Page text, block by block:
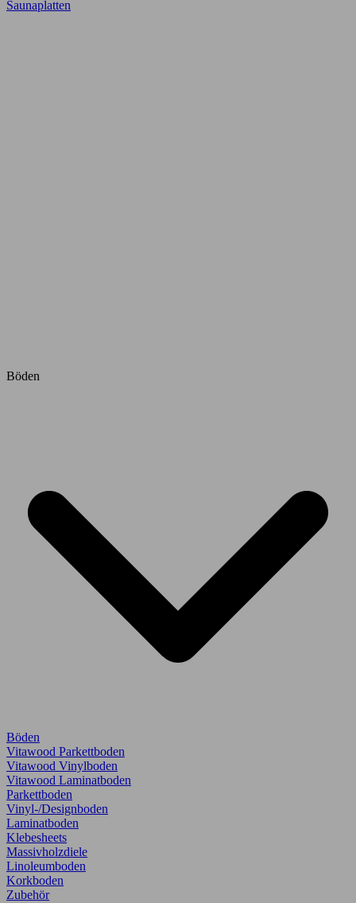
Saunaplatten
Böden
Böden
Vitawood Parkettboden
Vitawood Vinylboden
Vitawood Laminatboden
Parkettboden
Vinyl-/Designboden
Laminatboden
Klebesheets
Massivholzdiele
Linoleumboden
Korkboden
Zubehör